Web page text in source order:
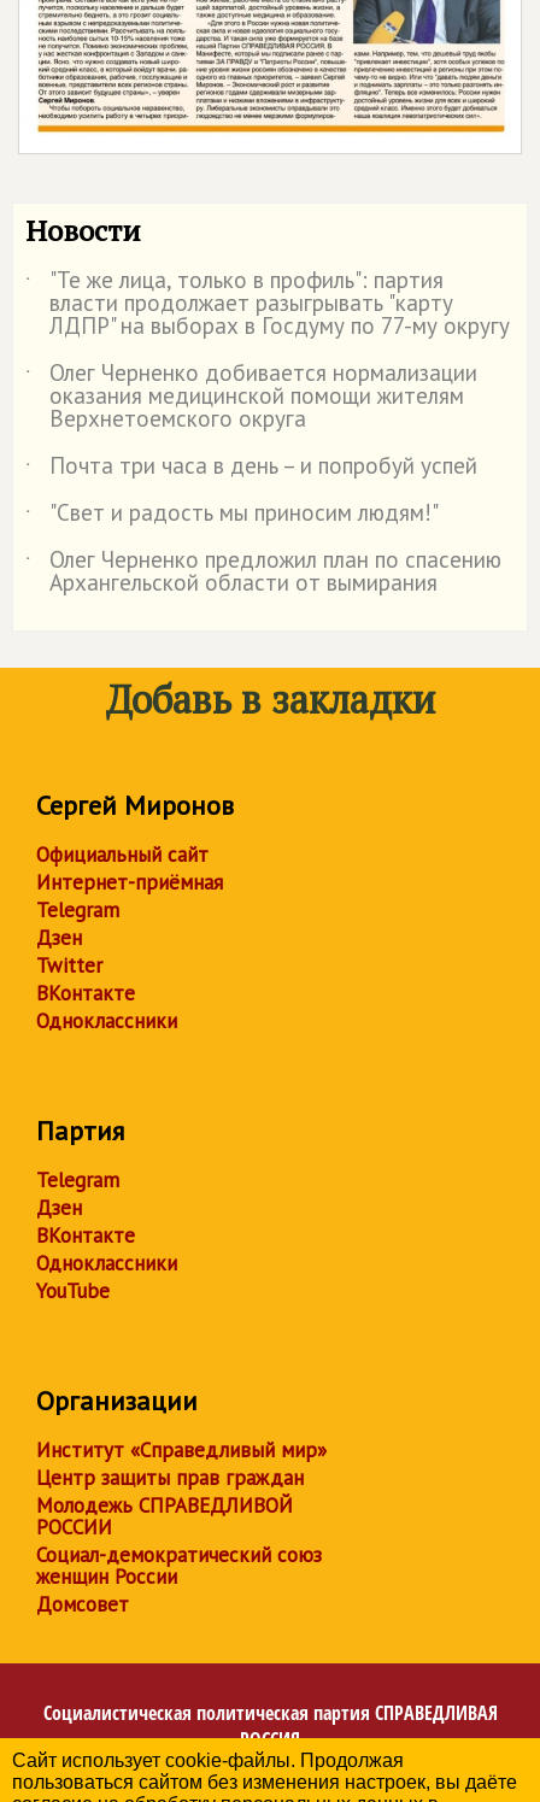
Новости
˙ "Те же лица, только в профиль": партия
власти продолжает разыгрывать "карту
ЛДПР" на выборах в Госдуму по 77-му округу
˙
Олег Черненко добивается нормализации
оказания медицинской помощи жителям
Верхнетоемского округа
˙
Почта три часа в день – и попробуй успей
˙
"Свет и радость мы приносим людям!"
˙
Олег Черненко предложил план по спасению
Архангельской области от вымирания
Добавь в закладки
Сергей Миронов
Официальный сайт
Интернет-приёмная
Telegram
Дзен
Twitter
ВКонтакте
Одноклассники
Партия
Telegram
Дзен
ВКонтакте
Одноклассники
YouTube
Организации
Институт «Справедливый мир»
Центр защиты прав граждан
Молодежь СПРАВЕДЛИВОЙ
РОССИИ
Социал-демократический союз
женщин России
Домсовет
Социалистическая политическая партия СПРАВЕДЛИВАЯ
РОССИЯ
Региональное отделение партии в Архангельской
области
Сайт использует cookie-файлы. Продолжая
пользоваться сайтом без изменения настроек, вы даёте